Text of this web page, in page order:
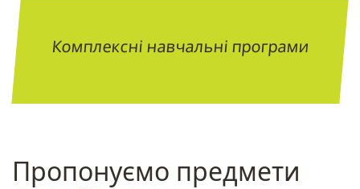
Комплексні навчальні програми
Пропонуємо предмети